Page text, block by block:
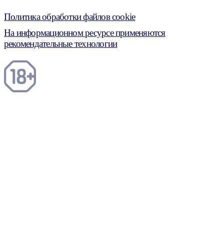
Политика обработки файлов cookie
На информационном ресурсе применяются
рекомендательные технологии